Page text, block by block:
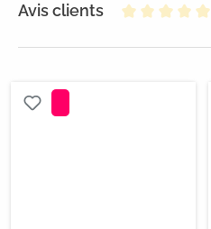
Avis clients